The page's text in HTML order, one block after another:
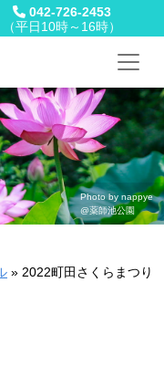
042-726-2453
（平日10時～16時）
Photo by nappye
@薬師池公園
» 2022町田さくらまつり